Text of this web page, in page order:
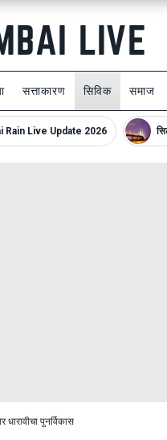
सत्ताकारण सिविक समाज
Rain Live Update 2026
धारावीचा पुनर्विकास